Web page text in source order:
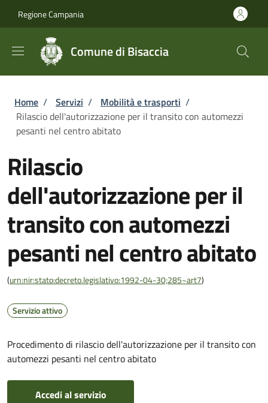
Regione Campania
Comune di Bisaccia
Briciole di pane
Home / Servizi / Mobilità e trasporti /
Rilascio dell'autorizzazione per il transito con automezzi
pesanti nel centro abitato
Rilascio
dell'autorizzazione per il
transito con automezzi
pesanti nel centro abitato
(urn:nir:stato:decreto.legislativo:1992-04-30;285~art7)
Servizio attivo
Procedimento di rilascio dell'autorizzazione per il transito con
automezzi pesanti nel centro abitato
Accedi al servizio